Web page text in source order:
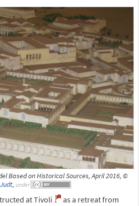
Based on Historical Sources, April 2016, ©
, under
at Tivoli
as a retreat from